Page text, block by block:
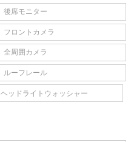
後席モニター
フロントカメラ
全周囲カメラ
ルーフレール
ヘッドライトウォッシャー